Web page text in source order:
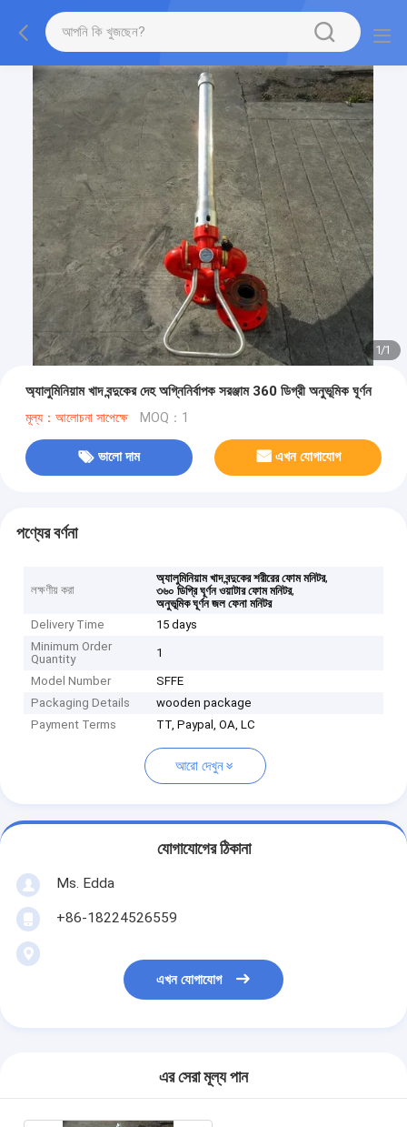
1/1
অ্যালুমিনিয়াম খাদ বন্দুকের দেহ অগ্নিনির্বাপক সরঞ্জাম 360 ডিগ্রী অনুভূমিক ঘূর্ণন
মূল্য：আলোচনা সাপেক্ষে MOQ：1
ভালো দাম এখন যোগাযোগ
পণ্যের বর্ণনা
লক্ষণীয় করা
অ্যালুমিনিয়াম খাদ বন্দুকের শরীরের ফোম মনিটর,
৩৬০ ডিগ্রি ঘূর্ণন ওয়াটার ফোম মনিটর,
অনুভূমিক ঘূর্ণন জল ফেনা মনিটর
Delivery Time
15 days
Minimum Order
Quantity
1
Model Number
SFFE
Packaging Details
wooden package
Payment Terms
TT, Paypal, OA, LC
আরো দেখুন
যোগাযোগের ঠিকানা
Ms. Edda
+86-18224526559
এখন যোগাযোগ
এর সেরা মূল্য পান